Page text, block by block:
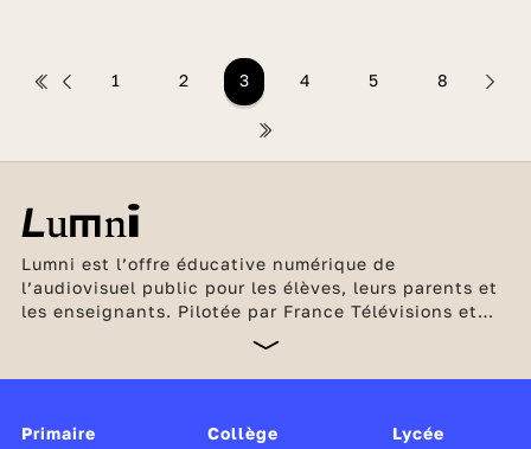
1 2 3 4 5 8
Lumni est l’offre éducative numérique de
l’audiovisuel public pour les élèves, leurs parents et
les enseignants. Pilotée par France Télévisions et
unique, gratuite et sans publicité est soutenue par le
Canopé, le CLEMI, ainsi que par le ministère de la
Primaire Collège Lycée